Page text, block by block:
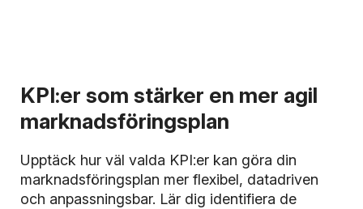
KPI:er som stärker en mer agil
marknadsföringsplan
Upptäck hur väl valda KPI:er kan göra din
marknadsföringsplan mer flexibel, datadriven
och anpassningsbar. Lär dig identifiera de